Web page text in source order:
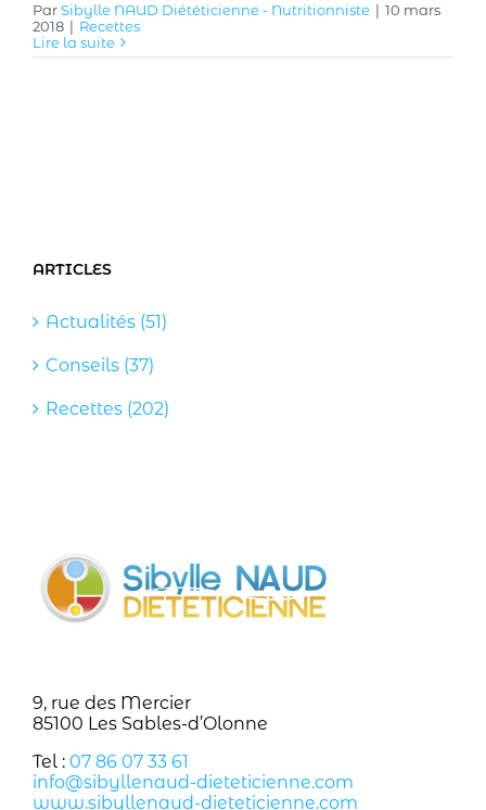
ParSibylle NAUD Diététicienne - Nutritionniste | 10 mars
2018 | Recettes
Lire la suite
ARTICLES
Actualités (51)
Conseils (37)
Recettes (202)
9, rue des Mercier
85100 Les Sables-d’Olonne
Tel : 07 86 07 33 61
info@sibyllenaud-dieteticienne.com
www.sibyllenaud-dieteticienne.com